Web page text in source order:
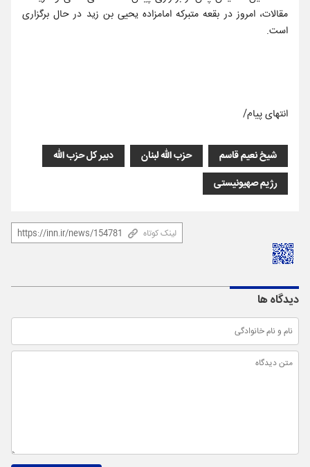
مقالات، امروز در بقعه متبرکه امامزاده یحیی بن زید در حال برگزاری
است.
انتهای پیام/
شیخ نعیم قاسم حزب الله لبنان
دبیر کل حزب الله
رژیم صهیونیستی
لینک کوتاه
دیدگاه ها